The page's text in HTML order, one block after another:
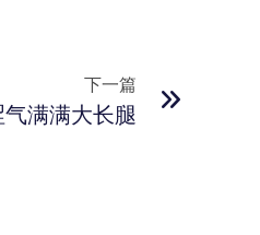
下一篇
满满大长腿